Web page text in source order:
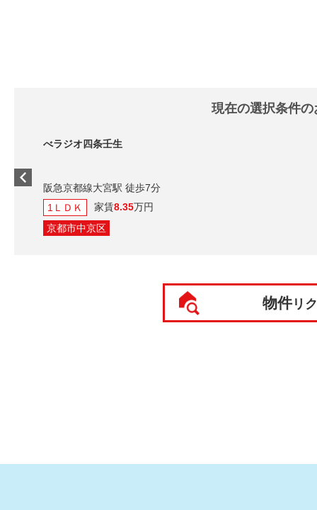
現在の選択条件
べラジオ四条壬生
阪急京都線大宮駅 徒歩7分
1ＬＤＫ
家賃8.35万円
京都市中京区
物件リ